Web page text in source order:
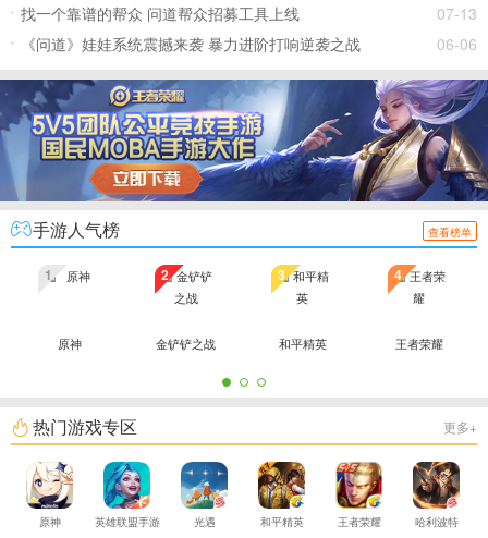
07-13
找一个靠谱的帮众 问道帮众招募工具上线
06-06
《问道》娃娃系统震撼来袭 暴力进阶打响逆袭之战
手游人气榜 查看榜单
原神
1
金铲铲之战
2
和平精英
3
王者荣耀
4
热门游戏专区 更多+
原神 英雄联盟手游 光遇 和平精英 王者荣耀 哈利波特